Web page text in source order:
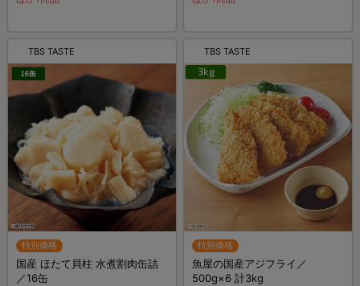
TBS TASTE
特別価格
国産 ほたて貝柱 水煮割肉缶詰
／16缶
TBS TASTE
特別価格
魚屋の国産アジフライ／
500g×6 計3kg